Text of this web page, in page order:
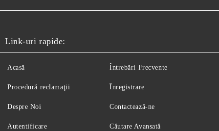
Link-uri rapide:
Acasă
Procedură reclamaţii
Despre Noi
Autentificare
Întrebări Frecvente
Înregistrare
Contactează-ne
Căutare Avansată